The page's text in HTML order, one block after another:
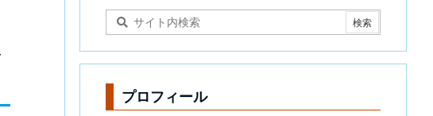
プロフィール